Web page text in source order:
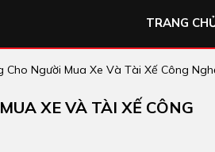
TRANG
Cho Người Mua Xe Và Tài Xế Công
XE VÀ TÀI XẾ CÔNG